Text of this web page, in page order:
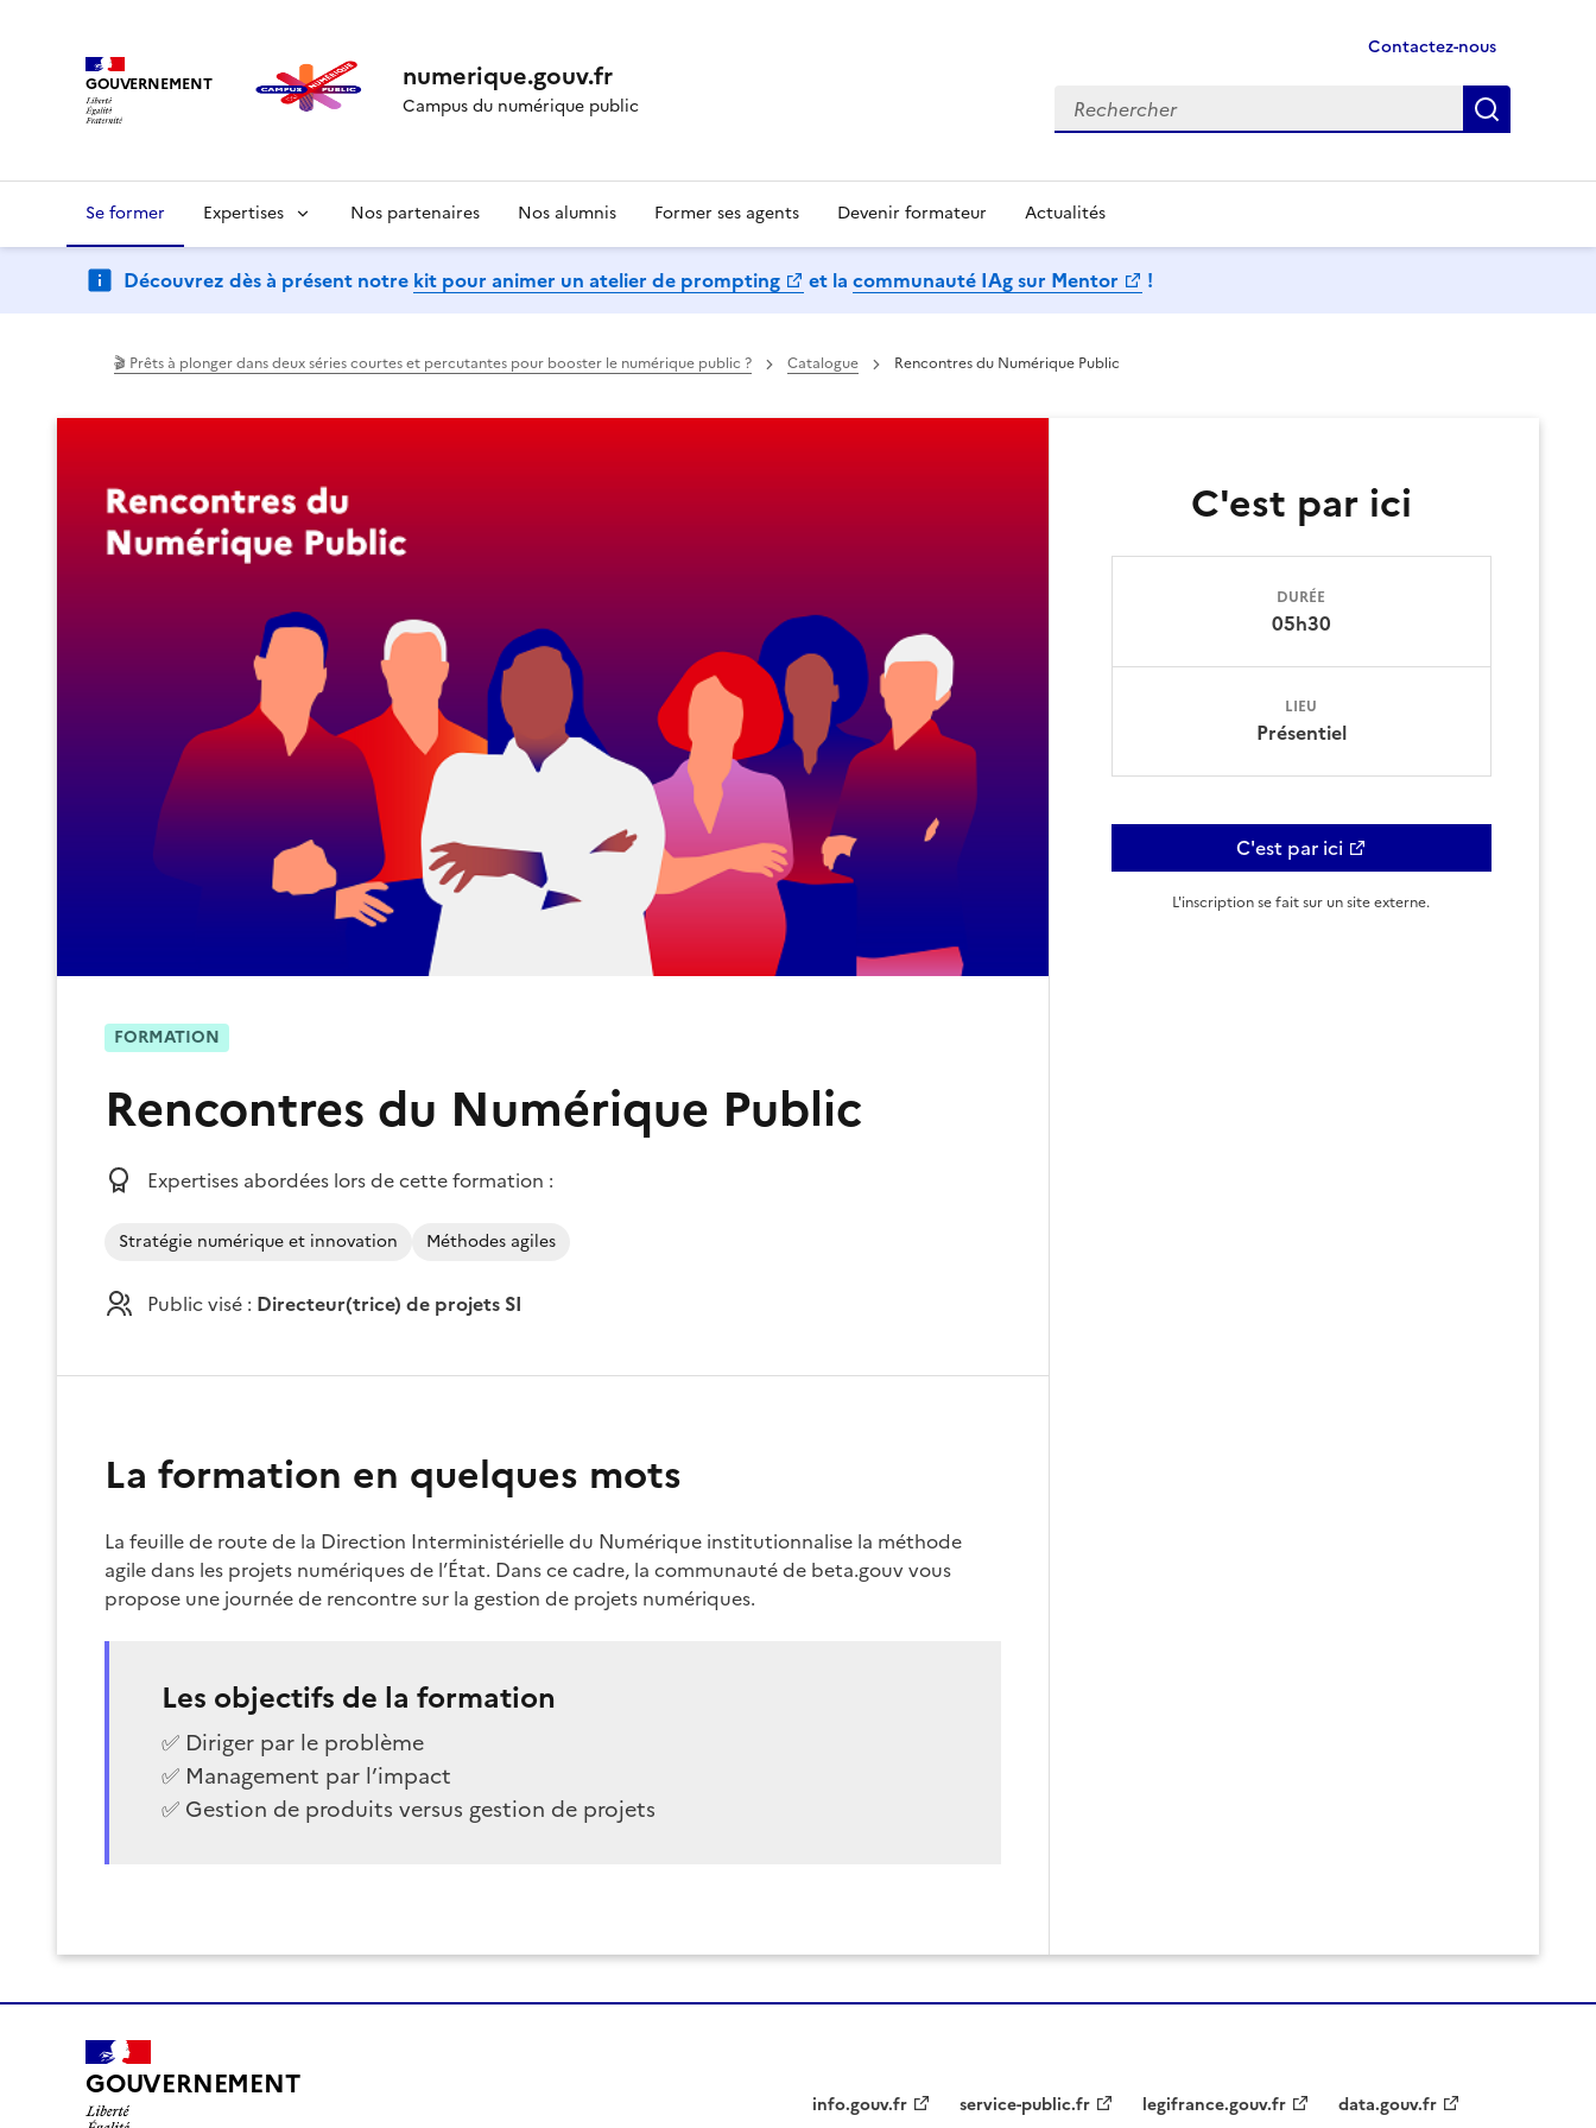
GOUVERNEMENT numerique.gouv.fr
Campus du numérique public
Contactez-nous
Rechercher
Se former Expertises Nos partenaires Nos alumnis Former ses agents Devenir formateur Actualités
Découvrez dès à présent notre kit pour animer un atelier de prompting
et la communauté IAg sur Mentor !
🎬 Prêts à plonger dans deux séries courtes et percutantes pour booster le numérique public ? Catalogue Rencontres du Numérique Public
FORMATION
Rencontres du Numérique Public
Expertises abordées lors de cette formation :
Stratégie numérique et innovation Méthodes agiles
Public visé : Directeur(trice) de projets SI
La formation en quelques mots
La feuille de route de la Direction Interministérielle du Numérique institutionnalise la méthode
agile dans les projets numériques de l’État. Dans ce cadre, la communauté de beta.gouv vous
propose une journée de rencontre sur la gestion de projets numériques.
Les objectifs de la formation
✅ Diriger par le problème
✅ Management par l’impact
✅ Gestion de produits versus gestion de projets
C'est par ici
DURÉE
05h30
LIEU
Présentiel
C'est par ici
L'inscription se fait sur un site externe.
GOUVERNEMENT
info.gouv.fr service-public.fr legifrance.gouv.fr data.gouv.fr